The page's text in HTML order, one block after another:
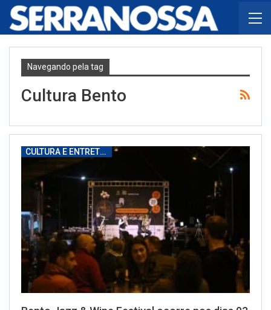
Navegando pela tag
Cultura Bento
CULTURA E ENTRETENIMENTO